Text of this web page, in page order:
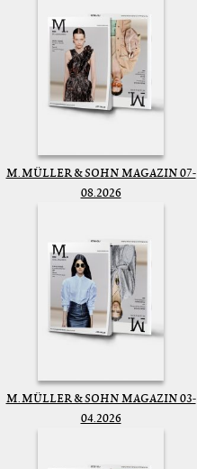
M. MÜLLER & SOHN MAGAZIN 07-
08.2026
M. MÜLLER & SOHN MAGAZIN 03-
04.2026